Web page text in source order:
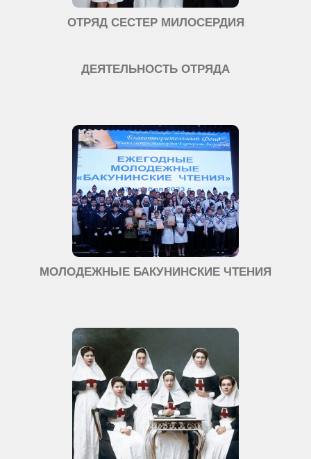
ОТРЯД СЕСТЕР МИЛОСЕРДИЯ
ДЕЯТЕЛЬНОСТЬ ОТРЯДА
МОЛОДЕЖНЫЕ БАКУНИНСКИЕ ЧТЕНИЯ